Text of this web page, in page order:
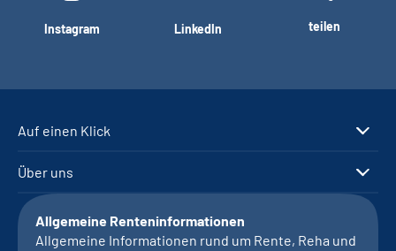
Instagram LinkedIn teilen
Auf einen Klick
Über uns
Allgemeine Renteninformationen
Allgemeine Informationen rund um Rente, Reha und